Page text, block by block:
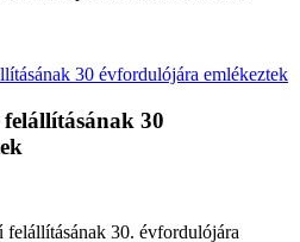
30
felállításának 30. évfordulójára